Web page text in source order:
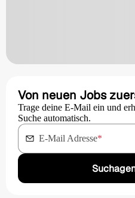
Von neuen Jobs
Trage deine E-Mail ein und
Suche automatisch.
E-Mail Adresse*